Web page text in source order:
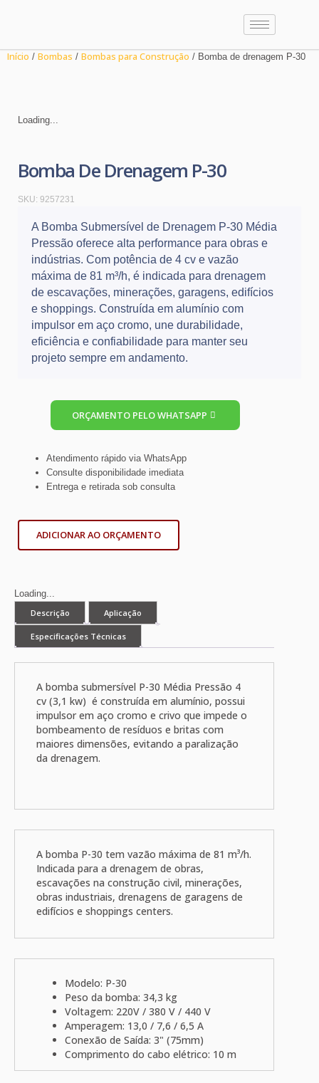
Início / Bombas / Bombas para Construção / Bomba de drenagem P-30
Loading...
Bomba De Drenagem P-30
SKU: 9257231
A Bomba Submersível de Drenagem P-30 Média
Pressão oferece alta performance para obras e
indústrias. Com potência de 4 cv e vazão
máxima de 81 m³/h, é indicada para drenagem
de escavações, minerações, garagens, edifícios
e shoppings. Construída em alumínio com
impulsor em aço cromo, une durabilidade,
eficiência e confiabilidade para manter seu
projeto sempre em andamento.
ORÇAMENTO PELO WHATSAPP
Atendimento rápido via WhatsApp
Consulte disponibilidade imediata
Entrega e retirada sob consulta
ADICIONAR AO ORÇAMENTO
Loading...
Descrição
Aplicação
Especificações Técnicas
A bomba submersível P-30 Média Pressão 4
cv (3,1 kw) é construída em alumínio, possui
impulsor em aço cromo e crivo que impede o
bombeamento de resíduos e britas com
maiores dimensões, evitando a paralização
da drenagem.
A bomba P-30 tem vazão máxima de 81 m³/h.
Indicada para a drenagem de obras,
escavações na construção civil, minerações,
obras industriais, drenagens de garagens de
edifícios e shoppings centers.
Modelo: P-30
Peso da bomba: 34,3 kg
Voltagem: 220V / 380 V / 440 V
Amperagem: 13,0 / 7,6 / 6,5 A
Conexão de Saída: 3" (75mm)
Comprimento do cabo elétrico: 10 m